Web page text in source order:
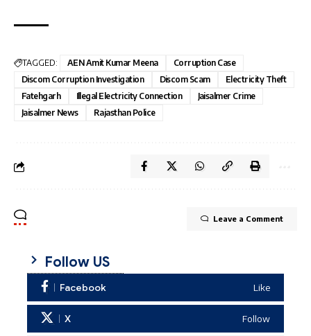
TAGGED: AEN Amit Kumar Meena
Corruption Case
Discom Corruption Investigation
Discom Scam
Electricity Theft
Fatehgarh
Illegal Electricity Connection
Jaisalmer Crime
Jaisalmer News
Rajasthan Police
Leave a Comment
Follow US
Facebook Like
X Follow